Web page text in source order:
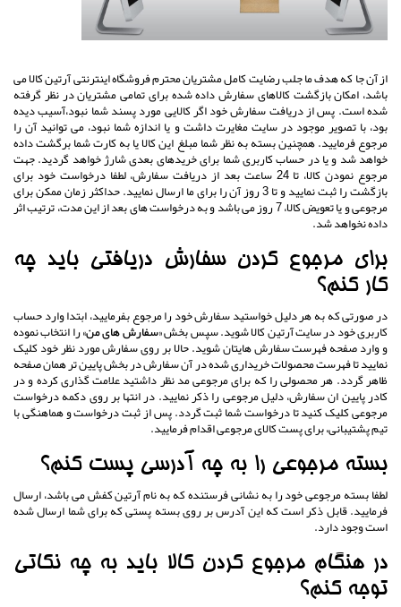
از آن جا که هدف ما جلب رضایت کامل مشتریان محترم فروشگاه اینترنتی آرتین کالا می
باشد، امکان بازگشت کالاهای سفارش داده شده برای تمامی مشتریان در نظر گرفته
شده است. پس از دریافت سفارش خود اگر کالایی مورد پسند شما نبود،آسیب دیده
بود، با تصویر موجود در سایت مغایرت داشت و یا اندازه شما نبود، می توانید آن را
مرجوع فرمایید. همچنین بسته به نظر شما مبلغ این کالا یا به کارت شما برگشت داده
خواهد شد و یا در حساب کاربری شما برای خریدهای بعدی شارژ خواهد گردید. جهت
مرجوع نمودن کالا، تا 24 ساعت بعد از دریافت سفارش، لطفا درخواست خود برای
بازگشت را ثبت نمایید و تا 3 روز آن را برای ما ارسال نمایید. حداکثر زمان ممکن برای
مرجوعی و یا تعویض کالا، 7 روز می باشد و به درخواست های بعد از این مدت، ترتیب اثر
داده نخواهد شد.
برای مرجوع کردن سفارش دریافتی باید چه
کار کنم؟
در صورتی که به هر دلیل خواستید سفارش خود را مرجوع بفرمایید، ابتدا وارد حساب
کاربری خود در سایت آرتین کالا شوید. سپس بخش«سفارش های من»را انتخاب نموده
و وارد صفحه فهرست سفارش هایتان شوید. حالا بر روی سفارش مورد نظر خود کلیک
نمایید تا فهرست محصولات خریداری شده در آن سفارش در بخش پایین تر همان صفحه
ظاهر گردد. هر محصولی را که برای مرجوعی مد نظر داشتید علامت گذاری کرده و در
کادر پایین ان سفارش، دلیل مرجوعی را ذکر نمایید. در انتها بر روی دکمه درخواست
مرجوعی کلیک کنید تا درخواست شما ثبت گردد. پس از ثبت درخواست و هماهنگی با
تیم پشتیبانی، برای پست کالای مرجوعی اقدام فرمایید.
بسته مرجوعی را به چه آدرسی پست کنم؟
لطفا بسته مرجوعی خود را به نشانی فرستنده که به نام آرتین کفش می باشد، ارسال
فرمایید. قابل ذکر است که این آدرس بر روی بسته پستی که برای شما ارسال شده
است وجود دارد.
در هنگام مرجوع کردن کالا باید به چه نکاتی
توجه کنم؟